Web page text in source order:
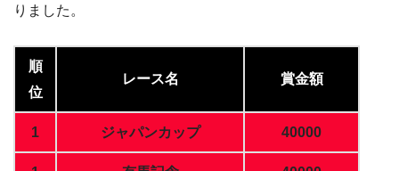
りました。
順
位
レース名 賞金額
1 ジャパンカップ 40000